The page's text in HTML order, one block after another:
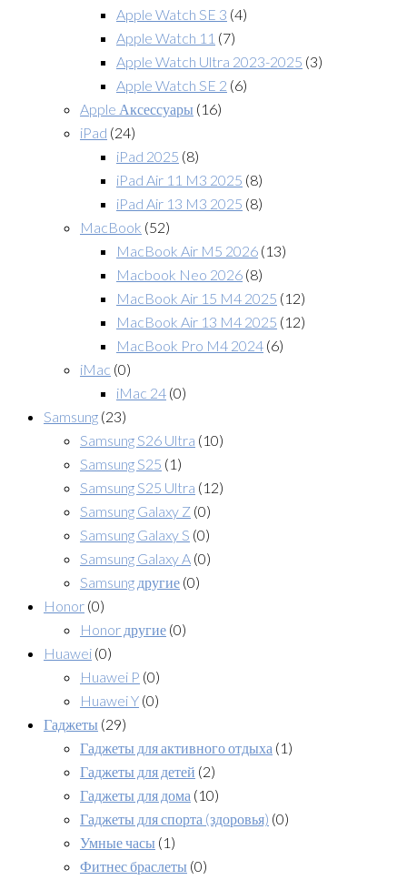
Apple Watch SE 3 (4)
Apple Watch 11 (7)
Apple Watch Ultra 2023-2025 (3)
Apple Watch SE 2 (6)
Apple Аксессуары (16)
iPad (24)
iPad 2025 (8)
iPad Air 11 M3 2025 (8)
iPad Air 13 M3 2025 (8)
MacBook (52)
MacBook Air M5 2026 (13)
Macbook Neo 2026 (8)
MacBook Air 15 M4 2025 (12)
MacBook Air 13 M4 2025 (12)
MacBook Pro M4 2024 (6)
iMac (0)
iMac 24 (0)
Samsung (23)
Samsung S26 Ultra (10)
Samsung S25 (1)
Samsung S25 Ultra (12)
Samsung Galaxy Z (0)
Samsung Galaxy S (0)
Samsung Galaxy A (0)
Samsung другие (0)
Honor (0)
Honor другие (0)
Huawei (0)
Huawei P (0)
Huawei Y (0)
Гаджеты (29)
Гаджеты для активного отдыха (1)
Гаджеты для детей (2)
Гаджеты для дома (10)
Гаджеты для спорта (здоровья) (0)
Умные часы (1)
Фитнес браслеты (0)